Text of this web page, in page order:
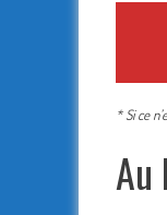
* Si ce
Au